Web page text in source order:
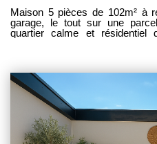
Maison 5 pièces de 102m² à
garage, le tout sur une
quartier calme et résidentiel de l'UNION.
de bain / wc séparé /
commerces, transports en
pied. -Gros potentiel après
accompagner dans votre
disposition un chiffrage
d'artisans, propositions
FONTENELLE LES CLEFS